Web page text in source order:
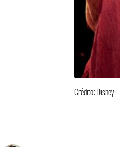
Crédito: Disney